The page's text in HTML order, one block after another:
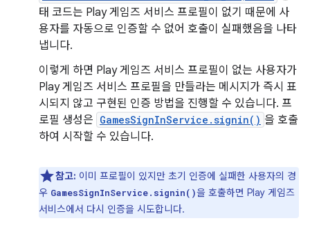
태 코드는 Play 게임즈 서비스 프로필이 없기 때문에 사
용자를 자동으로 인증할 수 없어 호출이 실패했음을 나타
냅니다.
이렇게 하면 Play 게임즈 서비스 프로필이 없는 사용자가
Play 게임즈 서비스 프로필을 만들라는 메시지가 즉시 표
시되지 않고 구현된 인증 방법을 진행할 수 있습니다. 프
로필 생성은 GamesSignInService.signin() 을 호출
하여 시작할 수 있습니다.
참고: 이미 프로필이 있지만 초기 인증에 실패한 사용자의 경
우 GamesSignInService.signin()을 호출하면 Play 게임즈
서비스에서 다시 인증을 시도합니다.